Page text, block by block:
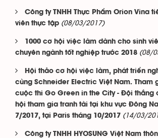
Công ty TNHH Thực Phẩm Orion Vina
viên thực tập (08/03/2017)
1000 cơ hội việc làm dành cho sinh
chuyên ngành tốt nghiệp trước 2018 (08/
Hội thảo cơ hội việc làm, phát triển
cùng Schneider Electric Việt Nam. Tham
cuộc thi Go Green in the City - Đội thắng
hội tham gia tranh tài tại khu vực Đông
7/2017, tại Paris tháng 10/2017 (14/03/
Công ty TNHH HYOSUNG Việt Nam